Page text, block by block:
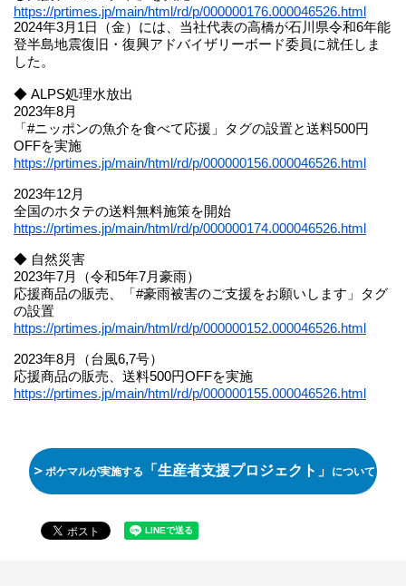
https://prtimes.jp/main/html/rd/p/000000176.000046526.html
2024年3月1日（金）には、当社代表の高橋が石川県令和6年能
登半島地震復旧・復興アドバイザリーボード委員に就任しま
した。
◆ ALPS処理水放出
2023年8月
「#ニッポンの魚介を食べて応援」タグの設置と送料500円
OFFを実施
https://prtimes.jp/main/html/rd/p/000000156.000046526.html
2023年12月
全国のホタテの送料無料施策を開始
https://prtimes.jp/main/html/rd/p/000000174.000046526.html
◆ 自然災害
2023年7月（令和5年7月豪雨）
応援商品の販売、「#豪雨被害のご支援をお願いします」タグ
の設置
https://prtimes.jp/main/html/rd/p/000000152.000046526.html
2023年8月（台風6,7号）
応援商品の販売、送料500円OFFを実施
https://prtimes.jp/main/html/rd/p/000000155.000046526.html
＞ ポケマルが実施する 「生産者支援プロジェクト」 について